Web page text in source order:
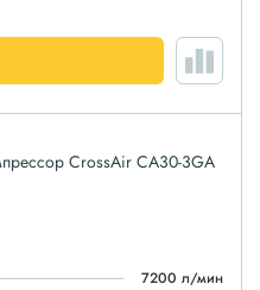
CrossAir CA30-3GA
7200 л/мин